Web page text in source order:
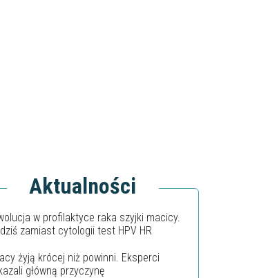
Aktualności
w profilaktyce raka szyjki macicy.
zamiast cytologii test HPV HR
żyją krócej niż powinni. Eksperci
główną przyczynę